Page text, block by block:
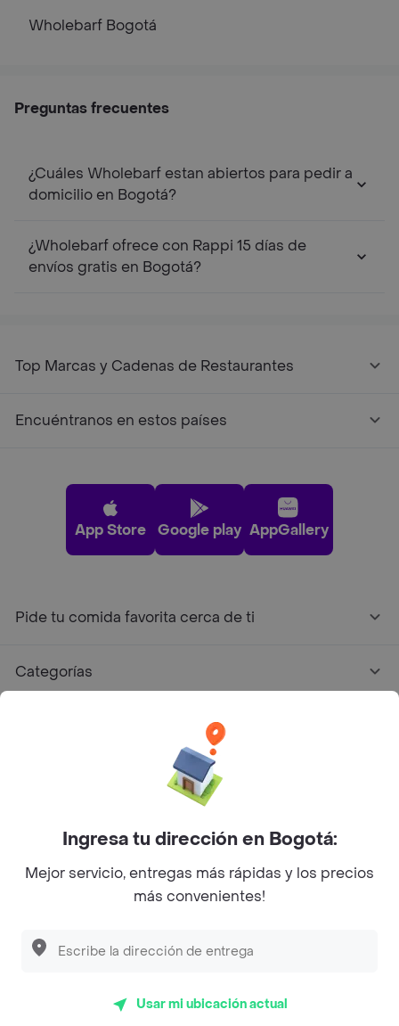
Descubre las PROMOCIONES que tenemos
Wholebarf Bogotá
Preguntas frecuentes
¿Cuáles Wholebarf estan abiertos para pedir a
domicilio en Bogotá?
¿Wholebarf ofrece con Rappi 15 días de
envíos gratis en Bogotá?
Top Marcas y Cadenas de Restaurantes
Encuéntranos en estos países
App Store Google play AppGallery
Pide tu comida favorita cerca de ti
Categorías
Facebook
Twitter
Instagram
©2026Rappi Inc. All rights reserved.
Ingresa tu dirección en Bogotá:
Mejor servicio, entregas más rápidas y los precios
más convenientes!
Usar mi ubicación actual